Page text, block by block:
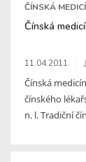
ČÍNSKÁ
Čínská
11.04.2011
Čínská
čínského
n. l. Tradiční